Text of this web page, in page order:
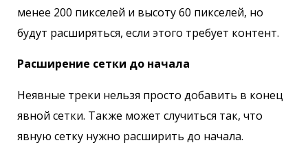
менее 200 пикселей и высоту 60 пикселей, но
будут расширяться, если этого требует контент.
Расширение сетки до начала
Неявные треки нельзя просто добавить в конец
явной сетки. Также может случиться так, что
явную сетку нужно расширить до начала.